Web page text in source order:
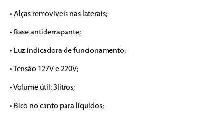
• Alças removíveis nas laterais;
• Base antiderrapante;
• Luz indicadora de funcionamento;
• Tensão 127V e 220V;
• Volume útil: 3litros;
• Bico no canto para líquidos;